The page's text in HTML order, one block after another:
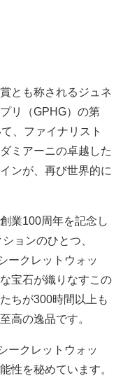
とも称されるジュネ
リ（GPHG）の第
、ファイナリスト
ミアーニの卓越した
ンが、再び世界的に
業100周年を記念し
ョンのひとつ、
ークレットウォッ
宝石が織りなすこの
ちが300時間以上も
高の逸品です。
ークレットウォッ
性を秘めています。